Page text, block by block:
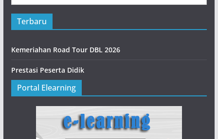
Terbaru
Kemeriahan Road Tour DBL 2026
Prestasi Peserta Didik
Portal Elearning